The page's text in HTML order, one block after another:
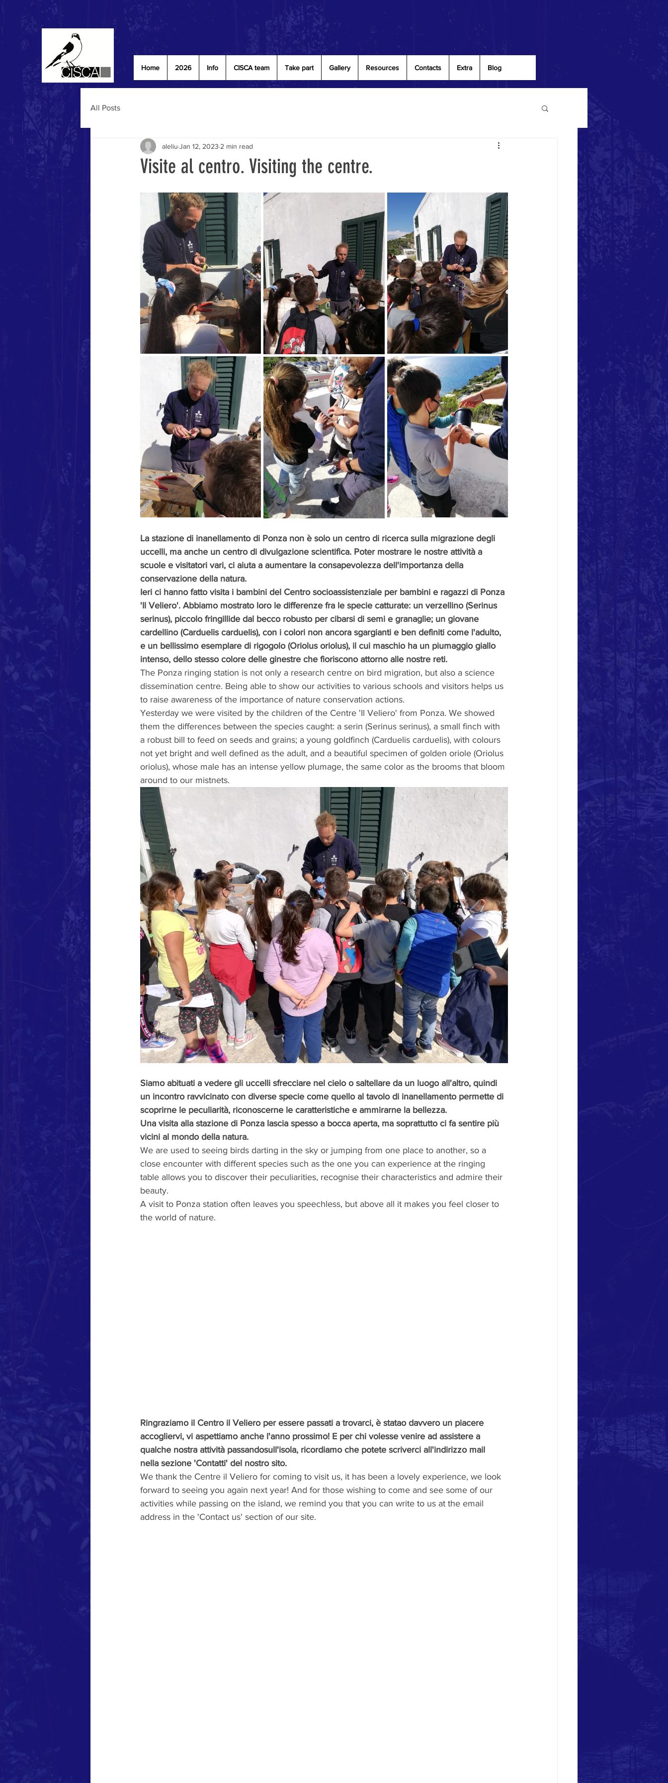
Home 2026 Info CISCA team Take part Gallery Resources Contacts Extra Blog
All Posts
Visite al centro. Visiting the centre.
aleliu Jan 12, 2023 2 min read
La stazione di inanellamento di Ponza non è solo un centro di ricerca sulla migrazione degli
uccelli, ma anche un centro di divulgazione scientifica. Poter mostrare le nostre attività a
scuole e visitatori vari, ci aiuta a aumentare la consapevolezza dell'importanza della
conservazione della natura.
Ieri ci hanno fatto visita i bambini del Centro socioassistenziale per bambini e ragazzi di Ponza
'Il Veliero'. Abbiamo mostrato loro le differenze fra le specie catturate: un verzellino (Serinus
serinus), piccolo fringillide dal becco robusto per cibarsi di semi e granaglie; un giovane
cardellino (Carduelis carduelis), con i colori non ancora sgargianti e ben definiti come l'adulto,
e un bellissimo esemplare di rigogolo (Oriolus oriolus), il cui maschio ha un piumaggio giallo
intenso, dello stesso colore delle ginestre che fioriscono attorno alle nostre reti.
The Ponza ringing station is not only a research centre on bird migration, but also a science
dissemination centre. Being able to show our activities to various schools and visitors helps us
to raise awareness of the importance of nature conservation actions.
Yesterday we were visited by the children of the Centre 'Il Veliero' from Ponza. We showed
them the differences between the species caught: a serin (Serinus serinus), a small finch with
a robust bill to feed on seeds and grains; a young goldfinch (Carduelis carduelis), with colours
not yet bright and well defined as the adult, and a beautiful specimen of golden oriole (Oriolus
oriolus), whose male has an intense yellow plumage, the same color as the brooms that bloom
around to our mistnets.
Siamo abituati a vedere gli uccelli sfrecciare nel cielo o saltellare da un luogo all'altro, quindi
un incontro ravvicinato con diverse specie come quello al tavolo di inanellamento permette di
scoprirne le peculiarità, riconoscerne le caratteristiche e ammirarne la bellezza.
Una visita alla stazione di Ponza lascia spesso a bocca aperta, ma soprattutto ci fa sentire più
vicini al mondo della natura.
We are used to seeing birds darting in the sky or jumping from one place to another, so a
close encounter with different species such as the one you can experience at the ringing
table allows you to discover their peculiarities, recognise their characteristics and admire their
beauty.
A visit to Ponza station often leaves you speechless, but above all it makes you feel closer to
the world of nature.
Ringraziamo il Centro il Veliero per essere passati a trovarci, è statao davvero un piacere
accogliervi, vi aspettiamo anche l'anno prossimo! E per chi volesse venire ad assistere a
qualche nostra attività passandosull'isola, ricordiamo che potete scriverci all'indirizzo mail
nella sezione 'Contatti' del nostro sito.
We thank the Centre il Veliero for coming to visit us, it has been a lovely experience, we look
forward to seeing you again next year! And for those wishing to come and see some of our
activities while passing on the island, we remind you that you can write to us at the email
address in the 'Contact us' section of our site.